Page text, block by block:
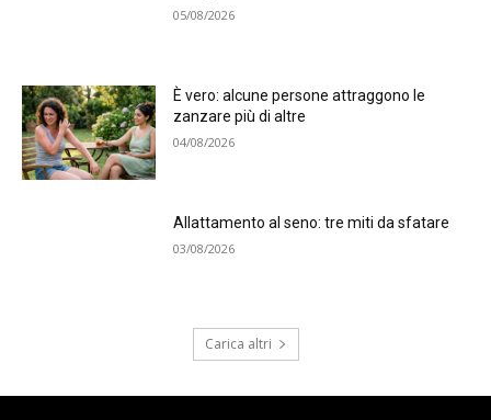
05/08/2026
È vero: alcune persone attraggono le
zanzare più di altre
04/08/2026
Allattamento al seno: tre miti da sfatare
03/08/2026
Carica altri